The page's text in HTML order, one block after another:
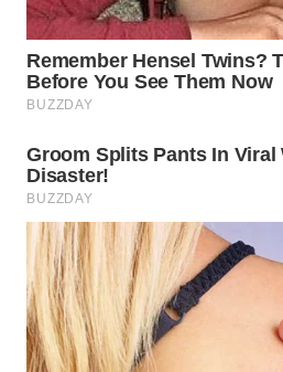
DEPOK
WN
TAPANULI
UTARA
WN
SAMOSIR
WN
PADANG
LAWAS
WN